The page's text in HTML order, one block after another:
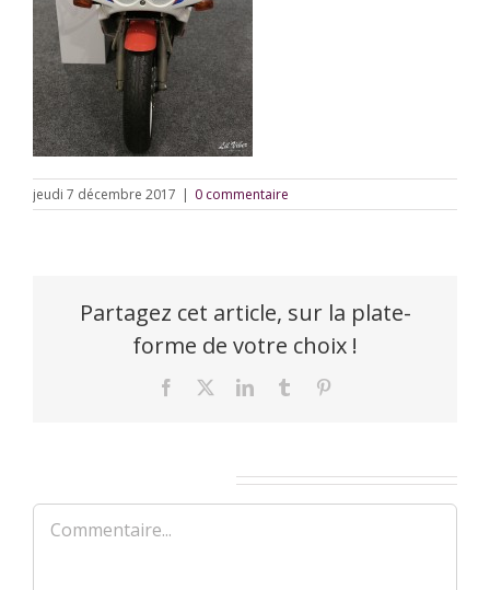
jeudi 7 décembre 2017 | 0 commentaire
Partagez cet article, sur la plate-
forme de votre choix !
Facebook LinkedInTumblr
Commentaire